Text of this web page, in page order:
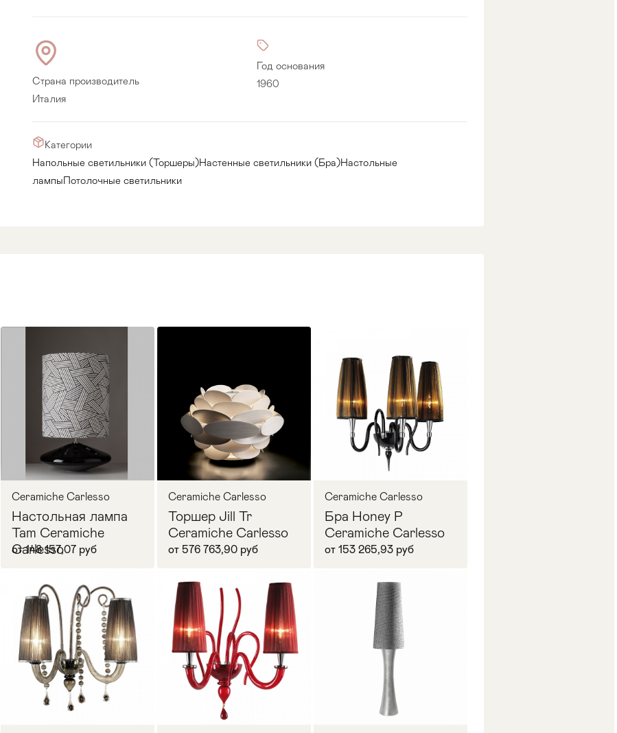
Страна производитель
Италия
Год основания
1960
Категории
Напольные светильники (Торшеры)Настенные светильники (Бра)Настольные
лампыПотолочные светильники
В корзину
Ceramiche Carlesso
Настольная лампа
Tam Ceramiche
Carlesso
от 148 157,07 руб
В корзину
Ceramiche Carlesso
Торшер Jill Tr
Ceramiche Carlesso
от 576 763,90 руб
В корзину
Ceramiche Carlesso
Бра Honey P
Ceramiche Carlesso
от 153 265,93 руб